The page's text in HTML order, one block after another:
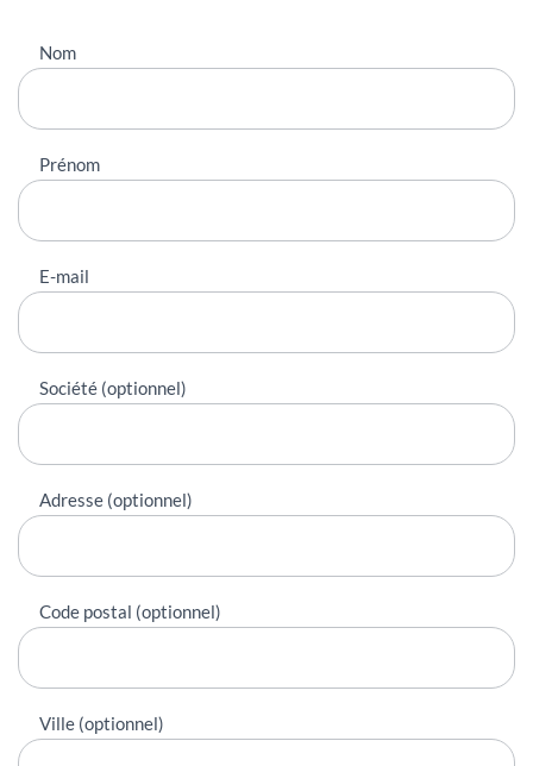
Nous
contacter
Nom
Prénom
E-mail
Société (optionnel)
Adresse (optionnel)
Code postal (optionnel)
Ville (optionnel)